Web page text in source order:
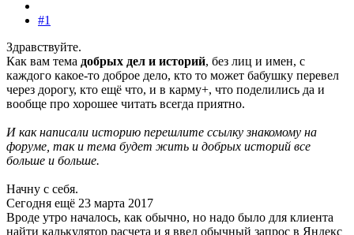
#1
Здравствуйте.
Как вам тема добрых дел и историй, без лиц и имен, с
каждого какое-то доброе дело, кто то может бабушку перевел
через дорогу, кто ещё что, и в карму+, что поделились да и
вообще про хорошее читать всегда приятно.
И как написали историю перешлите ссылку знакомому на
форуме, так и тема будет жить и добрых историй все
больше и больше.
Начну с себя.
Сегодня ещё 23 марта 2017
Вроде утро началось, как обычно, но надо было для клиента
найти калькулятор расчета и я ввел обычный запрос в Яндекс